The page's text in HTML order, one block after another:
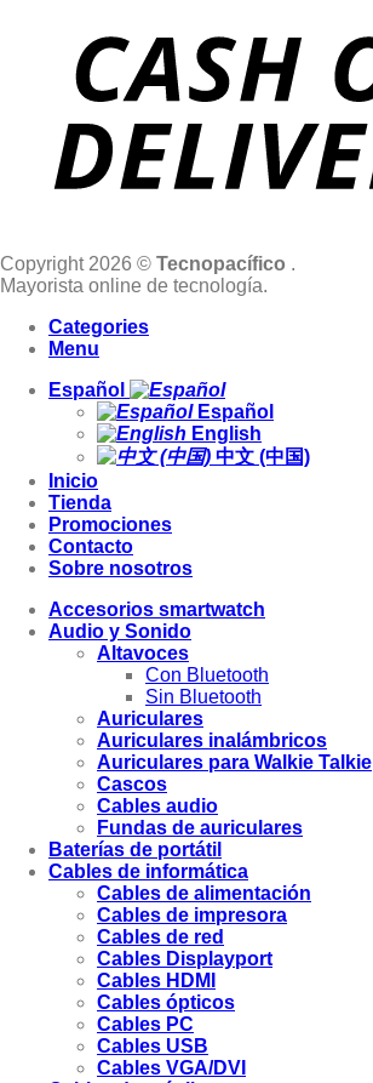
Copyright 2026 © Tecnopacífico .
Mayorista online de tecnología.
Categories
Menu
Español
Español
English
中文 (中国)
Inicio
Tienda
Promociones
Contacto
Sobre nosotros
Accesorios smartwatch
Audio y Sonido
Altavoces
Con Bluetooth
Sin Bluetooth
Auriculares
Auriculares inalámbricos
Auriculares para Walkie Talkie
Cascos
Cables audio
Fundas de auriculares
Baterías de portátil
Cables de informática
Cables de alimentación
Cables de impresora
Cables de red
Cables Displayport
Cables HDMI
Cables ópticos
Cables PC
Cables USB
Cables VGA/DVI